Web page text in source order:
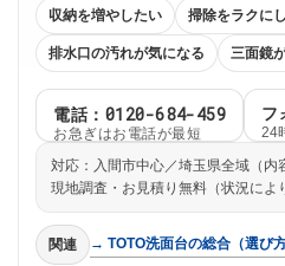
収納を増やしたい 掃除をラクに
排水口の汚れが気になる 三面鏡
電話：0120-684-459
お急ぎはお電話が最短
フ
24
対応：入間市中心／埼玉県全域（内
現地調査・お見積り無料（状況によ
関連 → TOTO洗面台の総合（選び